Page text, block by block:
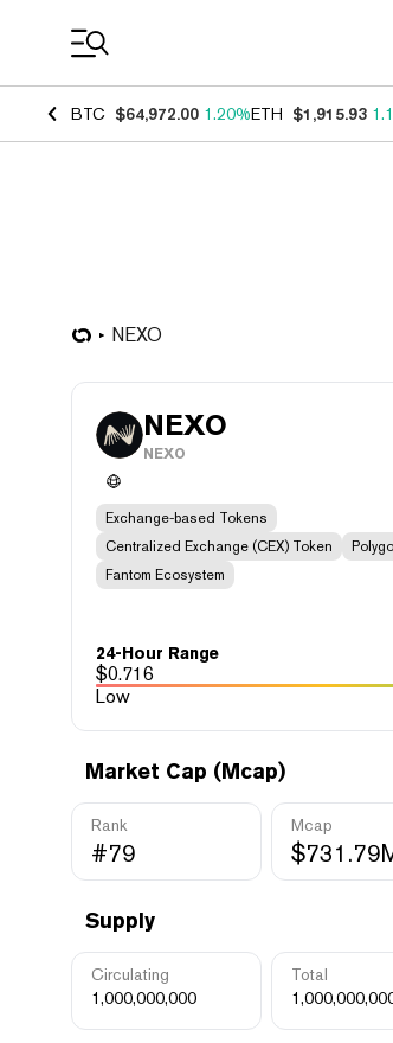
BTC $64,972.00 1.20%ETH $1,915.93
NEXO
NEXO
NEXO
Exchange-based Tokens
Centralized Exchange (CEX) Token
Fantom Ecosystem
24-Hour Range
$0.716
Low
Market Cap (Mcap)
Rank
#79
Mcap
Supply
Circulating
1,000,000,000
Total